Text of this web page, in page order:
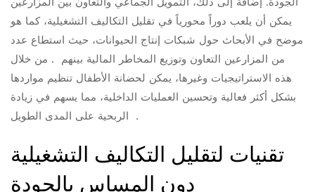
يمكن أن يلعب دوراً محورياً في تقليل التكاليف التشغيلية، كما هو
موضح في الأبحاث حول شبكات إنتاج الحيوانات، حيث استطاع عدد
من المزارعين التعاون وتوزيع المخاطر المالية بينهم . من خلال
هذه الاستراتيجيات وغيرها، يمكن لحضانة الأطفال تنظيم مواردها
بشكل أكثر فعالية وتحسين العمليات الداخلية، مما يسهم في زيادة
الربحية على المدى الطويل .
تقنيات لتقليل التكاليف التشغيلية
دون المساس بالجودة